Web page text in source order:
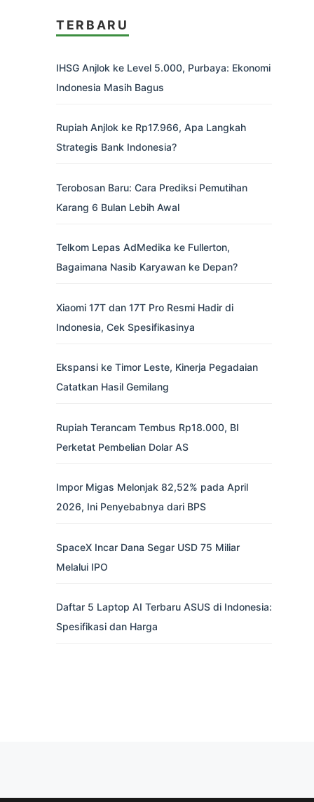
TERBARU
IHSG Anjlok ke Level 5.000, Purbaya: Ekonomi
Indonesia Masih Bagus
Rupiah Anjlok ke Rp17.966, Apa Langkah
Strategis Bank Indonesia?
Terobosan Baru: Cara Prediksi Pemutihan
Karang 6 Bulan Lebih Awal
Telkom Lepas AdMedika ke Fullerton,
Bagaimana Nasib Karyawan ke Depan?
Xiaomi 17T dan 17T Pro Resmi Hadir di
Indonesia, Cek Spesifikasinya
Ekspansi ke Timor Leste, Kinerja Pegadaian
Catatkan Hasil Gemilang
Rupiah Terancam Tembus Rp18.000, BI
Perketat Pembelian Dolar AS
Impor Migas Melonjak 82,52% pada April
2026, Ini Penyebabnya dari BPS
SpaceX Incar Dana Segar USD 75 Miliar
Melalui IPO
Daftar 5 Laptop AI Terbaru ASUS di Indonesia:
Spesifikasi dan Harga